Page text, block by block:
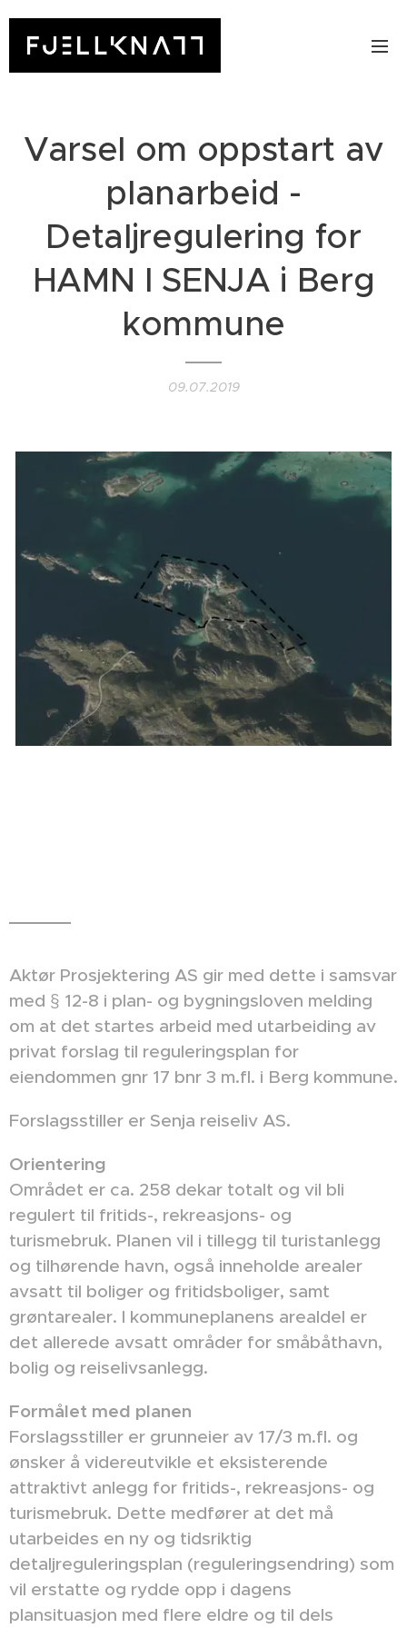
Varsel om oppstart av
planarbeid -
Detaljregulering for
HAMN I SENJA i Berg
kommune
09.07.2019
Aktør Prosjektering AS gir med dette i samsvar
med § 12-8 i plan- og bygningsloven melding
om at det startes arbeid med utarbeiding av
privat forslag til reguleringsplan for
eiendommen gnr 17 bnr 3 m.fl. i Berg kommune.
Forslagsstiller er Senja reiseliv AS.
Orientering
Området er ca. 258 dekar totalt og vil bli
regulert til fritids-, rekreasjons- og
turismebruk. Planen vil i tillegg til turistanlegg
og tilhørende havn, også inneholde arealer
avsatt til boliger og fritidsboliger, samt
grøntarealer. I kommuneplanens arealdel er
det allerede avsatt områder for småbåthavn,
bolig og reiselivsanlegg.
Formålet med planen
Forslagsstiller er grunneier av 17/3 m.fl. og
ønsker å videreutvikle et eksisterende
attraktivt anlegg for fritids-, rekreasjons- og
turismebruk. Dette medfører at det må
utarbeides en ny og tidsriktig
detaljreguleringsplan (reguleringsendring) som
vil erstatte og rydde opp i dagens
plansituasjon med flere eldre og til dels